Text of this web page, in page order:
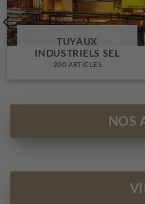
TUYAUX
INDUSTRIELS SEL
200 ARTICLES
NOS